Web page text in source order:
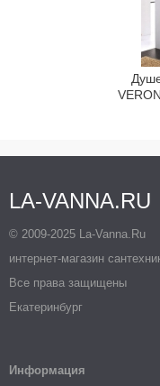
LA-VANNA.RU
© 2009-2025 La-Vanna.Ru
интернет-магазин
Все права защищены
Екатеринбург
Информация